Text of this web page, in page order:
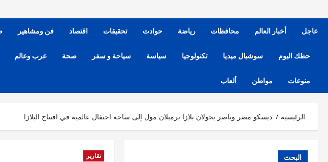
عاجل أخبار العالم محافظات رياضة حوادث تحقيقات اقتصاد فن ومشاهير
حظك اليوم سوشيال ميديا تكنولوجيا سياسة سياحة و سفر صحة عرب وعالم
منوعات مواطن ألعاب
الرئيسية ديسكو مصر وناصر يحولان بلازا برميلان مول إلى ساحة احتفال عالمية في افتتاح البلازا
تقارير البحث